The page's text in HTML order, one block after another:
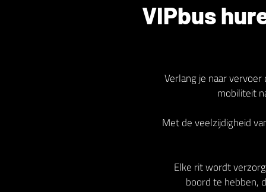
VIPbus
Verlang je naar
mobiliteit
Met de veelzijdigheid
Elke rit wordt
boord te hebben,